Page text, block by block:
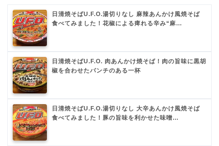
日清焼そばU.F.O.湯切りなし 麻辣あんかけ風焼そば
食べてみました！花椒による痺れる辛み“麻…
日清焼そばU.F.O. 肉あんかけ焼そば！肉の旨味に黒胡
椒を合わせたパンチのある一杯
日清焼そばU.F.O.湯切りなし 大辛あんかけ風焼そば
食べてみました！豚の旨味を利かせた味噌…